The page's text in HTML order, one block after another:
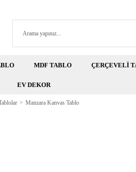
MDF TABLO ÇERÇEVELİ
EV DEKOR
Manzara Kanvas Tablo